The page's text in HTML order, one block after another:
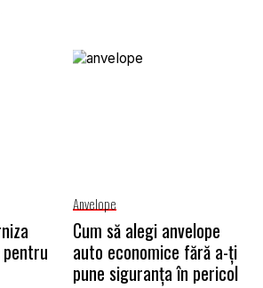
Anvelope
Cum să alegi anvelope
auto economice fără a-ți
pune siguranța în pericol